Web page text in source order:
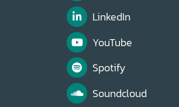
LinkedIn
YouTube
Spotify
Soundcloud